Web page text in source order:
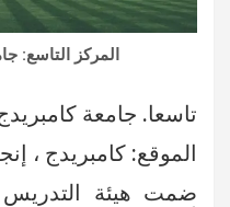
المركز التاسع:
تاسعا. جامعة
الموقع: كامبريدج ،
ضمت هيئة